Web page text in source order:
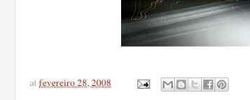
atfevereiro 28, 2008